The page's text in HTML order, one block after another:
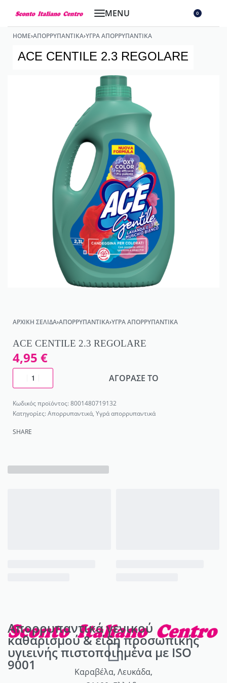
0
HOME›ΑΠΟΡΡΥΠΑΝΤΙΚΆ›ΥΓΡΆ ΑΠΟΡΡΥΠΑΝΤΙΚΆ
ACE CENTILE 2.3 REGOLARE
ΑΡΧΙΚΉ ΣΕΛΊΔΑ›ΑΠΟΡΡΥΠΑΝΤΙΚΆ›ΥΓΡΆ ΑΠΟΡΡΥΠΑΝΤΙΚΆ
ACE CENTILE 2.3 REGOLARE
4,95 €
ΑΓΟΡΑΣΕ ΤΟ
8001480719132
Κατηγορίες:Απορρυπαντικά, Υγρά απορρυπαντικά
SHARE
Απορρυπαντικά γενικού
καθαρισμού & είδη προσωπικής
υγιεινής πιστοποιημένα με ISO
9001
Καραβέλα, Λευκάδα,